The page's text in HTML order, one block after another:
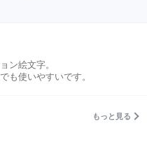
ン絵文字。
も使いやすいです。
もっと見る